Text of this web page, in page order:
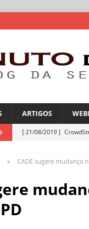
ARTIGOS
[ 21/08/2019 ]
[ 06/08/2026 ] América
NOTÍCIAS
IA
CADE sugere mudança